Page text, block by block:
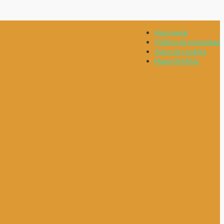
Aviso legal
Política de privacidad
Aviso de cookies
Mapa Del Sitio